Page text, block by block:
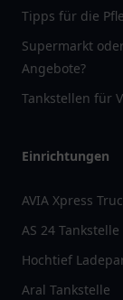
Tipps für die
Supermarkt
Angebote?
Tankstellen für
Einrichtungen
AVIA Xpress
AS 24 Tankstelle
Hochtief
Aral Tankstelle